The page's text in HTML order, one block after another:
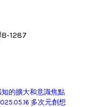
1287
的擴大和意識焦點
多次元創想